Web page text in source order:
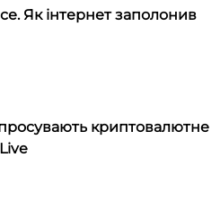
Як інтернет заполонив
криптовалютне